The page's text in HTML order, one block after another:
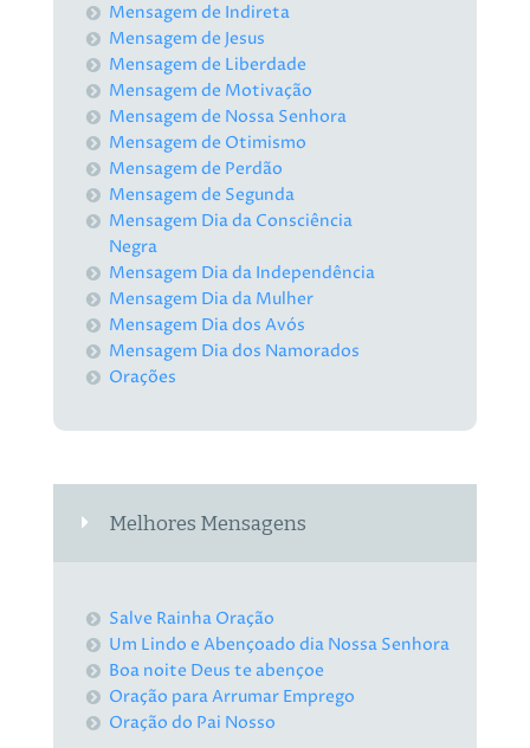
Mensagem de Indireta
Mensagem de Jesus
Mensagem de Liberdade
Mensagem de Motivação
Mensagem de Nossa Senhora
Mensagem de Otimismo
Mensagem de Perdão
Mensagem de Segunda
Mensagem Dia da Consciência
Negra
Mensagem Dia da Independência
Mensagem Dia da Mulher
Mensagem Dia dos Avós
Mensagem Dia dos Namorados
Orações
Melhores Mensagens
Salve Rainha Oração
Um Lindo e Abençoado dia Nossa Senhora
Boa noite Deus te abençoe
Oração para Arrumar Emprego
Oração do Pai Nosso